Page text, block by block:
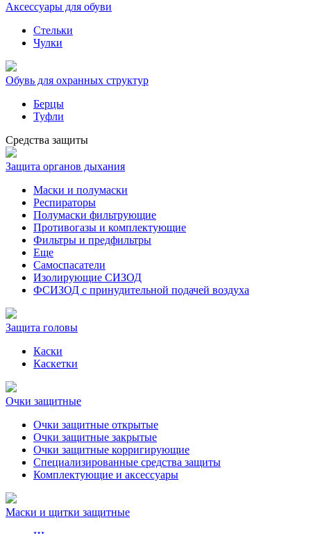
Аксессуары для обуви
Стельки
Чулки
Обувь для охранных структур
Берцы
Туфли
Средства защиты
Защита органов дыхания
Маски и полумаски
Респираторы
Полумаски фильтрующие
Противогазы и комплектующие
Фильтры и предфильтры
Еще
Самоспасатели
Изолирующие СИЗОД
ФСИЗОД с принудительной подачей воздуха
Защита головы
Каски
Каскетки
Очки защитные
Очки защитные открытые
Очки защитные закрытые
Очки защитные корригирующие
Специализированные средства защиты
Комплектующие и аксессуары
Маски и щитки защитные